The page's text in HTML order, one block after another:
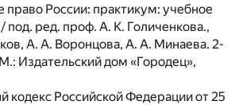
право России: практикум: учебное
под. ред. проф. А. К. Голиченкова.,
А. А. Воронцова, А. А. Минаева. 2-
Издательский дом «Городец»,
кодекс Российской Федерации от 25